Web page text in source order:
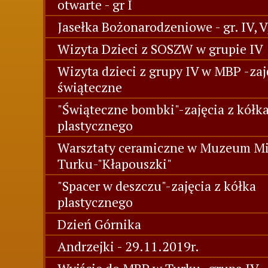
otwarte - gr I
Jasełka Bożonarodzeniowe - gr. IV,
Wizyta Dzieci z SOSZW w grupie IV
Wizyta dzieci z grupy IV w MBP -
świąteczne
"Świąteczne bombki"-zajęcia z
plastycznego
Warsztaty ceramiczne w Muzeum
Turku-"Kłapouszki"
"Spacer w deszczu"-zajęcia z kółka
plastycznego
Dzień Górnika
Andrzejki - 29.11.2019r.